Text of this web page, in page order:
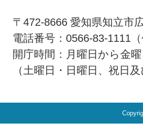
〒472-8666 愛知県知立市
電話番号：0566-83-1111（
開庁時間：月曜日から金
（土曜日・日曜日、祝日